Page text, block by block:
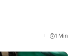
1 Min